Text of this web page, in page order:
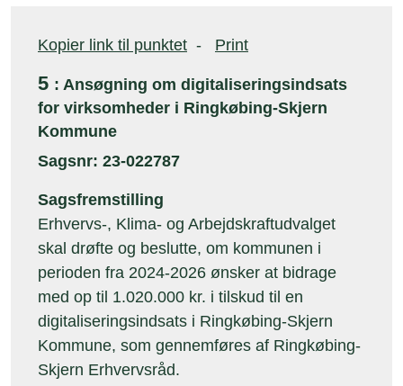
Kopier link til punktet - Print
5 : Ansøgning om digitaliseringsindsats
for virksomheder i Ringkøbing-Skjern
Kommune
Sagsnr: 23-022787
Sagsfremstilling
Erhvervs-, Klima- og Arbejdskraftudvalget
skal drøfte og beslutte, om kommunen i
perioden fra 2024-2026 ønsker at bidrage
med op til 1.020.000 kr. i tilskud til en
digitaliseringsindsats i Ringkøbing-Skjern
Kommune, som gennemføres af Ringkøbing-
Skjern Erhvervsråd.